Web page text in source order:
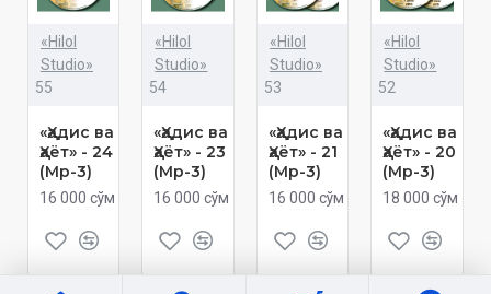
«Hilol
Studio»
55
«Ҳадис ва
Ҳаёт» - 24
(Мp-3)
16 000 сўм
«Hilol
Studio»
54
«Ҳадис ва
Ҳаёт» - 23
(Мp-3)
16 000 сўм
«Hilol
Studio»
53
«Ҳадис ва
Ҳаёт» - 21
(Мp-3)
16 000 сўм
«Hilol
Studio»
52
«Ҳадис ва
Ҳаёт» - 20
(Мp-3)
18 000 сўм